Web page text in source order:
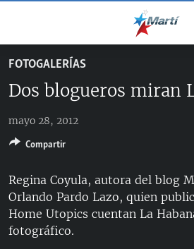
accesibilidad
principal
navegación
principal
CUBA
CUBA
DERECHOS HUMANOS
#11JCUBA, 5 AÑOS DESPUÉS
INFORME DEL DEPARTAMENTO DE
SOBRE CUBA
ESTADOS UNIDOS
ESTADOS UNIDOS
AMÉRICA 250
AMÉRICA LATINA
INMIGRACIÓN
MUNDO
DEPORTES
FOTOGALERÍAS
Dos blogueros miran
mayo 28, 2012
Regina Coyula, autora del blog
Orlando Pardo Lazo, quien
Home Utopics cuentan La
fotográfico.
Compartir